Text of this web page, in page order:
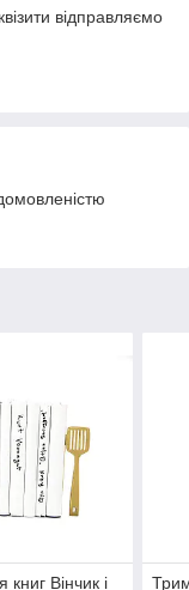
відправляємо
книг Вінчик і